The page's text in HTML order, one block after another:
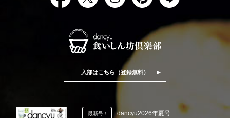
入部はこちら（登録無料）
最新号！ dancyu2026年夏号